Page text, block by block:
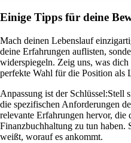
Einige Tipps für deine
Mach deinen Lebenslauf
deine Erfahrungen auflisten,
widerspiegeln. Zeig uns, was
perfekte Wahl für die Position als
Anpassung ist der Schlüssel:Stell
die spezifischen Anforderungen
relevante Erfahrungen hervor,
Finanzbuchhaltung zu tun haben.
weißt, worauf es ankommt.